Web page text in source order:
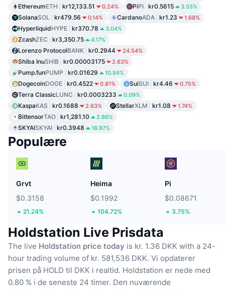
EthereumETH kr12,133.51 0.24% PiPI kr0.5615 3.55%
SolanaSOL kr479.56 0.14% CardanoADA kr1.23 1.68%
HyperliquidHYPE kr370.78 3.04%
ZcashZEC kr3,350.75 4.17%
Lorenzo ProtocolBANK kr0.2944 24.54%
Shiba InuSHIB kr0.00003175 2.63%
Pump.funPUMP kr0.01629 10.94%
DogecoinDOGE kr0.4522 0.81% SuiSUI kr4.46 0.75%
Terra ClassicLUNC kr0.0003233 0.09%
KaspaKAS kr0.1688 2.63% StellarXLM kr1.08 1.74%
BittensorTAO kr1,281.10 2.86%
SKYAISKYAI kr0.3948 18.97%
Populære
Grvt
$0.3158
21.24%
Heima
$0.1992
104.72%
Pi
$0.08671
3.75%
Holdstation Live Prisdata
The live Holdstation price today is kr. 1.36 DKK with a 24-
hour trading volume of kr. 581,536 DKK. Vi opdaterer
prisen på HOLD til DKK i realtid. Holdstation er nede med
0.80 % i de seneste 24 timer. Den nuværende